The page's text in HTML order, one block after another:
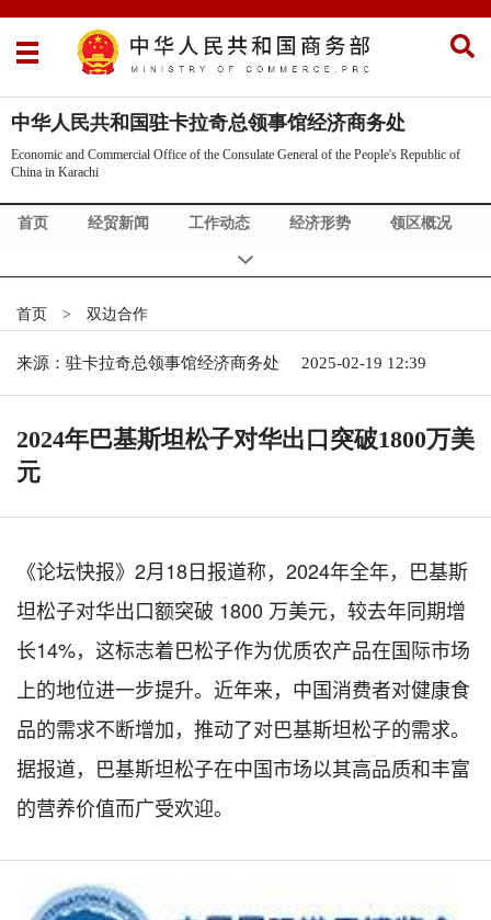
中华人民共和国驻卡拉奇总领事馆经济商务处
Economic and Commercial Office of the Consulate General of the People's Republic of
China in Karachi
首页 经贸新闻 工作动态 经济形势 领区概况
企业名录
重要提示 展会信息
首页 > 双边合作
来源：驻卡拉奇总领事馆经济商务处 2025-02-19 12:39
2024年巴基斯坦松子对华出口突破1800万美
元
《论坛快报》2月18日报道称，2024年全年，巴基斯
坦松子对华出口额突破 1800 万美元，较去年同期增
长14%，这标志着巴松子作为优质农产品在国际市场
上的地位进一步提升。近年来，中国消费者对健康食
品的需求不断增加，推动了对巴基斯坦松子的需求。
据报道，巴基斯坦松子在中国市场以其高品质和丰富
的营养价值而广受欢迎。